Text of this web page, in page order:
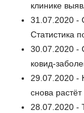
клинике
31.07.2020 -
Статистика
30.07.2020 -
ковид-
29.07.2020 -
снова растёт
28.07.2020 -